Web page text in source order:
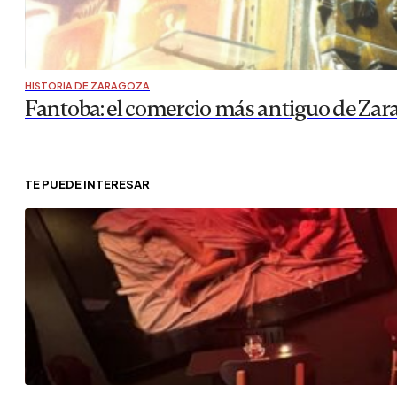
HISTORIA DE ZARAGOZA
Fantoba: el comercio más antiguo de
TE PUEDE INTERESAR